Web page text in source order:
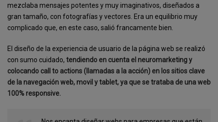
mezclaba mensajes potentes y muy imaginativos, diseñados a
gran tamaño, con fotografías y vectores. Era un equilibrio muy
complicado que, en este caso, salió francamente bien.
El diseño de la experiencia de usuario de la página web se realizó
con sumo cuidado, tendiendo en cuenta el neuromarketing y
colocando call to actions (llamadas a la acción) en los sitios clave
de la navegación web, movil y tablet, ya que se trataba de una web
100% responsive.